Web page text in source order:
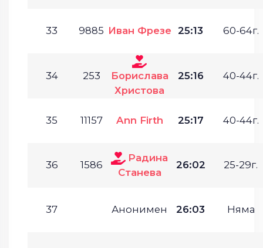
33 9885 Иван Фрезе 25:13 60-64г.
34 253
Борислава
Христова
25:16 40-44г.
35 11157 Ann Firth 25:17 40-44г.
36 1586
Радина
Станева
26:02 25-29г.
37 Анонимен 26:03 Няма